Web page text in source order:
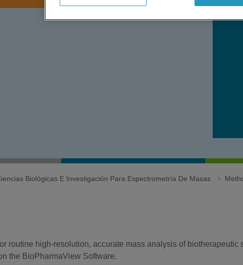
Biológicas E Investigación Para Espectrometría De Masas
routine high-resolution, accurate mass analysis of
the BioPharmaView Software.